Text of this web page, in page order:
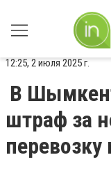
12:25, 2 июля 2025 г.
В
штраф за